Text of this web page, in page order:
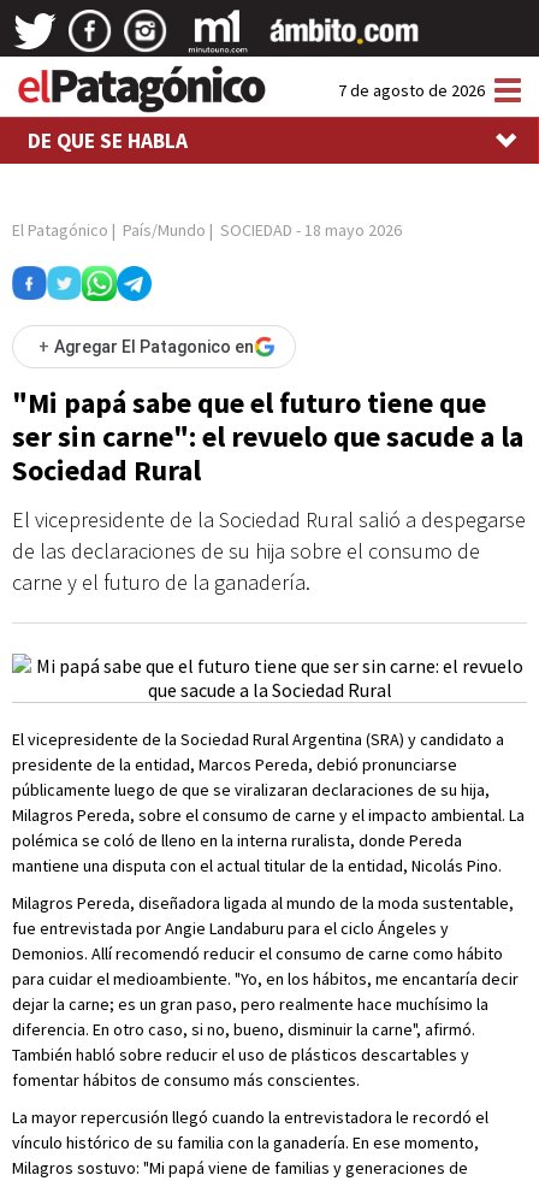
7 de agosto de 2026
DE QUE SE HABLA
El Patagónico | País/Mundo | SOCIEDAD - 18 mayo 2026
+ Agregar El Patagonico en
"Mi papá sabe que el futuro tiene que
ser sin carne": el revuelo que sacude a la
Sociedad Rural
El vicepresidente de la Sociedad Rural salió a despegarse
de las declaraciones de su hija sobre el consumo de
carne y el futuro de la ganadería.
El vicepresidente de la Sociedad Rural Argentina (SRA) y candidato a
presidente de la entidad, Marcos Pereda, debió pronunciarse
públicamente luego de que se viralizaran declaraciones de su hija,
Milagros Pereda, sobre el consumo de carne y el impacto ambiental. La
polémica se coló de lleno en la interna ruralista, donde Pereda
mantiene una disputa con el actual titular de la entidad, Nicolás Pino.
Milagros Pereda, diseñadora ligada al mundo de la moda sustentable,
fue entrevistada por Angie Landaburu para el ciclo Ángeles y
Demonios. Allí recomendó reducir el consumo de carne como hábito
para cuidar el medioambiente. "Yo, en los hábitos, me encantaría decir
dejar la carne; es un gran paso, pero realmente hace muchísimo la
diferencia. En otro caso, si no, bueno, disminuir la carne", afirmó.
También habló sobre reducir el uso de plásticos descartables y
fomentar hábitos de consumo más conscientes.
La mayor repercusión llegó cuando la entrevistadora le recordó el
vínculo histórico de su familia con la ganadería. En ese momento,
Milagros sostuvo: "Mi papá viene de familias y generaciones de